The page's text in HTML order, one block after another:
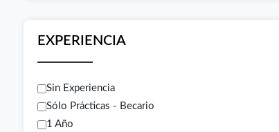
EXPERIENCIA
Sin Experiencia
Sólo Prácticas - Becario
1 Año